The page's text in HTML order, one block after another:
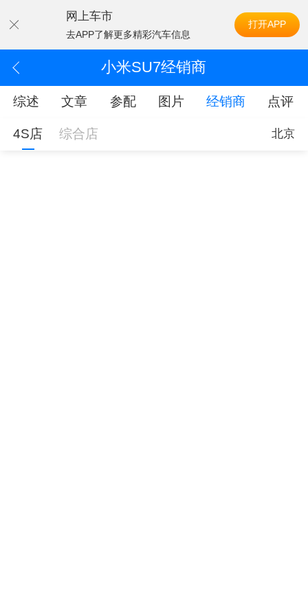
网上车市
去APP了解更多精彩汽车信息
打开APP
小米SU7经销商
综述 文章 参配 图片 经销商 点评
4S店 综合店 北京